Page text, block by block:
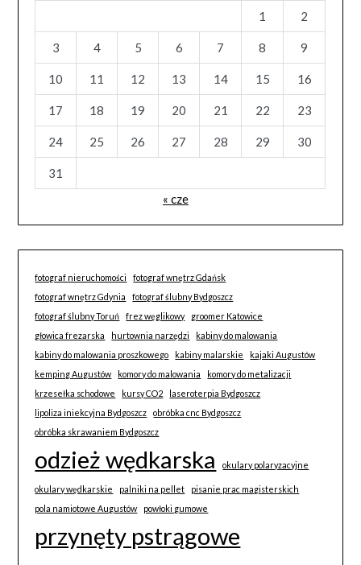
1
2
3 4 5 6 7 8 9
10 11 12 13 14 15 16
17 18 19 20 21 22 23
24 25 26 27 28 29 30
31
« cze
fotograf nieruchomości
fotograf wnętrz Gdańsk
fotograf wnętrz Gdynia
fotograf ślubny Bydgoszcz
fotograf ślubny Toruń
frez węglikowy
groomer Katowice
głowica frezarska
hurtownia narzędzi
kabiny do malowania
kabiny do malowania proszkowego
kabiny malarskie
kajaki Augustów
kemping Augustów
komory do malowania
komory do metalizacji
krzesełka schodowe
kursy CO2
laseroterpia Bydgoszcz
lipoliza iniekcyjna Bydgoszcz
obróbka cnc Bydgoszcz
obróbka skrawaniem Bydgoszcz
odzież wędkarska okulary polaryzacyjne
okulary wędkarskie palniki na pellet
pisanie prac magisterskich
pola namiotowe Augustów
powłoki gumowe
przynęty pstrągowe